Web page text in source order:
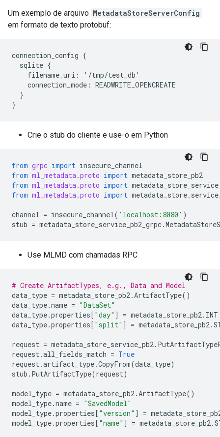
Um exemplo de arquivo MetadataStoreServerConfig
em formato de texto protobuf:
connection_config {
  sqlite {
    filename_uri: '/tmp/test_db'
    connection_mode: READWRITE_OPENCREATE
  }
Crie o stub do cliente e use-o em Python
from grpc import insecure_channel
from ml_metadata.proto import metadata_store_pb2
from ml_metadata.proto import
from ml_metadata.proto import
channel = insecure_channel( 'localhost:8080' )
stub = metadata_store_service_pb2_grpc.
Use MLMD com chamadas RPC
# Create ArtifactTypes, e.g., Data and Model
data_type = metadata_store_pb2.ArtifactType()
data_type.name = "DataSet"
data_type.properties[ "day" ] = metadata_store_pb2. INT
data_type.properties[ "split" ] = metadata_store_pb2.
request = metadata_store_service_pb2.
request.all_fields_match = True
request.artifact_type.CopyFrom(data_type)
stub . PutArtifactType(request)
model_type = metadata_store_pb2.ArtifactType()
model_type.name = "SavedModel"
model_type.properties[ "version" ] =
model_type.properties[ "name" ] = metadata_store_pb2.